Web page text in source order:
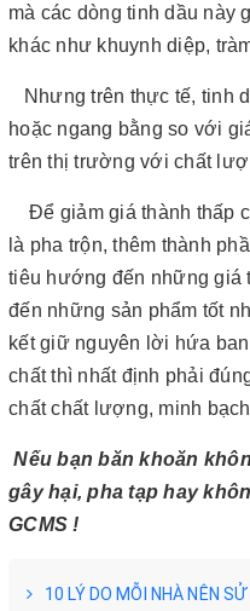
mà các dòng tinh dầu này
khác như khuynh diệp,
Nhưng trên thực tế, tinh
hoặc ngang bằng so với
trên thị trường với chất
Để giảm giá thành thấp
là pha trộn, thêm thành
tiêu hướng đến những giá
đến những sản phẩm tốt
kết giữ nguyên lời hứa
chất thì nhất định phải
chất chất lượng, minh
Nếu bạn băn khoăn
gây hại, pha tạp hay
GCMS !
10 LÝ DO MỖI NHÀ NÊN